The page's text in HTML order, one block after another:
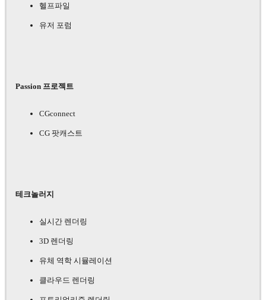
헬프파일
유저 포럼
Passion 프로젝트
CGconnect
CG 팟캐스트
테크놀러지
실시간 렌더링
3D 렌더링
유체 역학 시뮬레이션
클라우드 렌더링